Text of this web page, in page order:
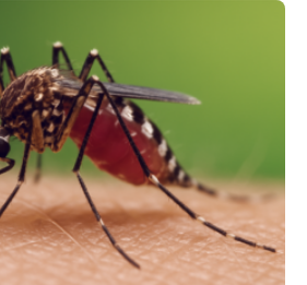
von Millionen Jahren
sticht eine Gruppe heraus,
Natur vorkommt: die
Einige Arten
aus Zellfäden dichte Geflechte
Gestalt. Was auffällig ist: Die